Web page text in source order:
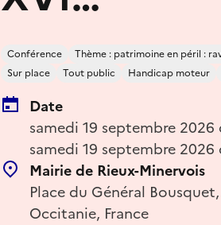
Conférence Thème : patrimoine en péril :
Sur place
Tout public Handicap moteur
Date
samedi 19 septembre 2026
samedi 19 septembre 2026
Mairie de Rieux-Minervois
Place du Général
Occitanie, France